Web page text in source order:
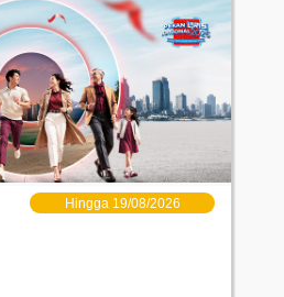
Hingga 19/08/2026